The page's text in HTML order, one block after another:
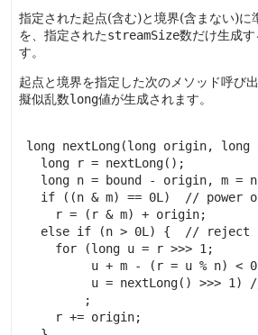
指定された起点(含む)と境界(含まない)に
を、指定されたstreamSize数だけ生成
す。
起点と境界を指定した次のメソッド呼び
擬似乱数long値が生成されます。
long nextLong(long origin, long
   long r = nextLong();
long n = bound - origin, m =
if ((n & m) == 0L)  // power
     r = (r & m) + origin;
else if (n > 0L) {  // reject
for (long u = r >>> 1;
u + m - (r = u % n) <
u = nextLong() >>> 1)
         ;
     r += origin;